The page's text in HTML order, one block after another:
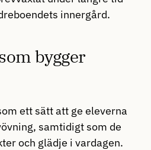
innergård.
bygger
ett sätt att ge eleverna
samtidigt som de
och glädje i vardagen.